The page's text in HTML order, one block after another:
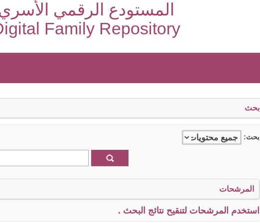
المستودع الرقمي
Family Repository
بحث
بحث:
المرشحات
استخدم المرشحات لتنقيح نتائج البحث .